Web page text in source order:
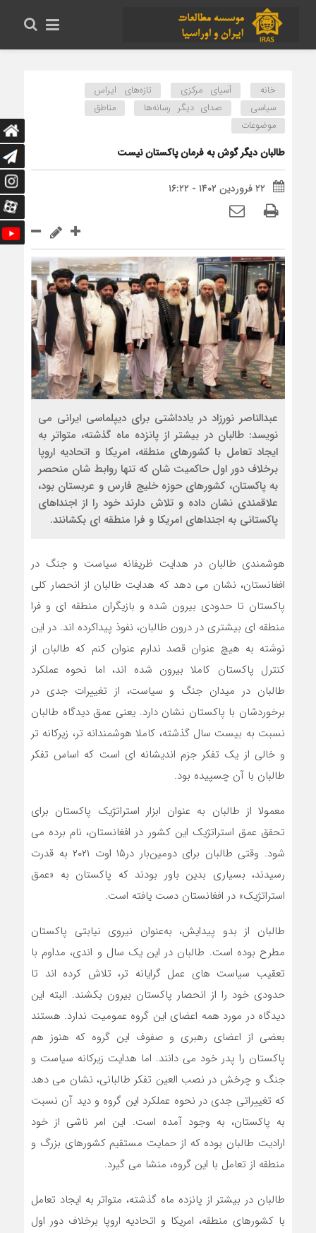
خانه آسیای مرکزی
تازه‌های ایراس
سیاسی
صدای دیگر رسانه‌ها
مناطق
موضوعات
طالبان دیگر گوش به فرمان پاکستان نیست
۲۲ فروردین ۱۴۰۲ - ۱۶:۲۲
عبدالناصر نورزاد در یادداشتی برای دیپلماسی ایرانی می
نویسد: طالبان در بیشتر از پانزده ماه گذشته، متواتر به
ایجاد تعامل با کشورهای منطقه، امریکا و اتحادیه اروپا
برخلاف دور اول حاکمیت شان که تنها روابط شان منحصر
به پاکستان، کشورهای حوزه خلیج فارس و عربستان بود،
علاقمندی نشان داده و تلاش دارند خود را از اجنداهای
پاکستانی به اجنداهای امریکا و فرا منطقه ای بکشانند.
هوشمندی طالبان در هدایت ظریفانه سیاست و جنگ در
افغانستان، نشان می دهد که هدایت طالبان از انحصار کلی
پاکستان تا حدودی بیرون شده و بازیگران منطقه ای و فرا
منطقه ای بیشتری در درون طالبان، نفوذ پیداکرده اند. در این
نوشته به هیچ عنوان قصد ندارم عنوان کنم که طالبان از
کنترل پاکستان کاملا بیرون شده اند، اما نحوه عملکرد
طالبان در میدان جنگ و سیاست، از تغییرات جدی در
برخوردشان با پاکستان نشان دارد. یعنی عمق دیدگاه طالبان
نسبت به بیست سال گذشته، کاملا هوشمندانه تر، زیرکانه تر
و خالی از یک تفکر جزم اندیشانه ای است که اساس تفکر
طالبان با آن چسپیده بود.
معمولا از طالبان به عنوان ابزار استراتژیک پاکستان برای
تحقق عمق استراتژیک این کشور در افغانستان، نام برده می
شود. وقتی طالبان برای دومین‌بار در۱۵ اوت ۲۰۲۱ به قدرت
رسیدند، بسیاری بدین باور بودند که پاکستان به‌ «عمق
استراتژیک» در افغانستان دست یافته است.
طالبان از بدو پیدایش، به‌عنوان نیروی نیابتی پاکستان
مطرح بوده است. طالبان در این یک سال و اندی، مداوم با
تعقیب سیاست های عمل گرایانه تر، تلاش کرده اند تا
حدودی خود را از انحصار پاکستان بیرون بکشند. البته این
دیدگاه در مورد همه اعضای این گروه عمومیت ندارد. هستند
بعضی از اعضای رهبری و صفوف این گروه که هنوز هم
پاکستان را پدر خود می دانند. اما هدایت زیرکانه سیاست و
جنگ و چرخش در نصب العین تفکر طالبانی، نشان می دهد
که تغییراتی جدی در نحوه عملکرد این گروه و دید آن نسبت
به پاکستان، به وجود آمده است. این امر ناشی از خود
ارادیت طالبان بوده که از حمایت مستقیم کشورهای بزرگ و
منطقه از تعامل با این گروه، منشا می گیرد.
طالبان در بیشتر از پانزده ماه گذشته، متواتر به ایجاد تعامل
با کشورهای منطقه، امریکا و اتحادیه اروپا برخلاف دور اول